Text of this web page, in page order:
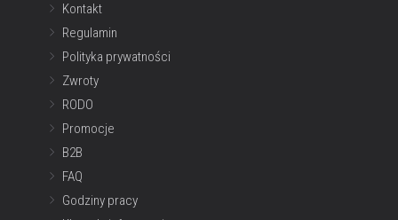
Kontakt
Regulamin
Polityka prywatności
Zwroty
RODO
Promocje
B2B
FAQ
Godziny pracy